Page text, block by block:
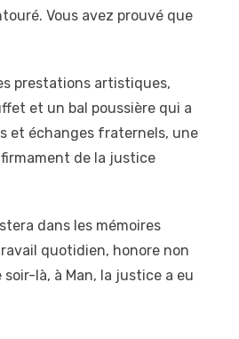
Vous avez prouvé que
prestations artistiques,
et un bal poussière qui a
et échanges fraternels, une
de la justice
dans les mémoires
quotidien, honore non
là, à Man, la justice a eu